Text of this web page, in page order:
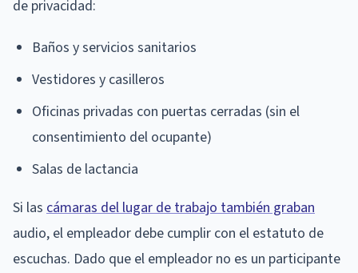
de privacidad:
Baños y servicios sanitarios
Vestidores y casilleros
Oficinas privadas con puertas cerradas (sin el
consentimiento del ocupante)
Salas de lactancia
Si las cámaras del lugar de trabajo también graban
audio, el empleador debe cumplir con el estatuto de
escuchas. Dado que el empleador no es un participante